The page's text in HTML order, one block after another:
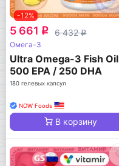
-12%
5 661 q 6 432q
Омега-3
Ultra Omega-3 Fish Oil
500 EPA / 250 DHA
180 гелевых капсул
NOW Foods
В корзину